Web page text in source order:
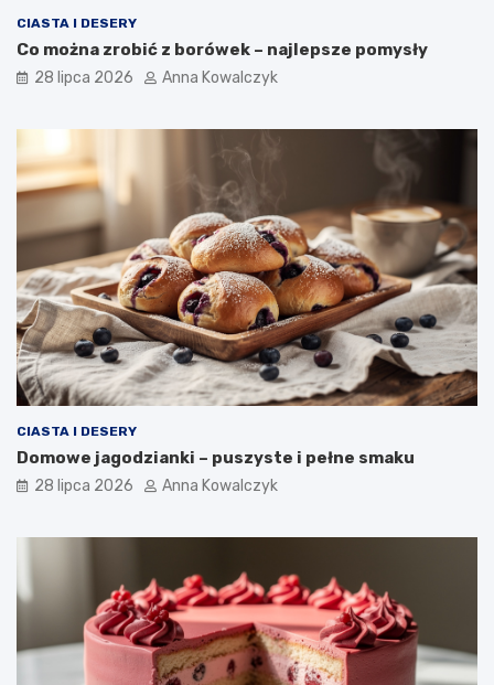
CIASTA I DESERY
Co można zrobić z borówek – najlepsze pomysły
28 lipca 2026 Anna Kowalczyk
CIASTA I DESERY
Domowe jagodzianki – puszyste i pełne smaku
28 lipca 2026 Anna Kowalczyk